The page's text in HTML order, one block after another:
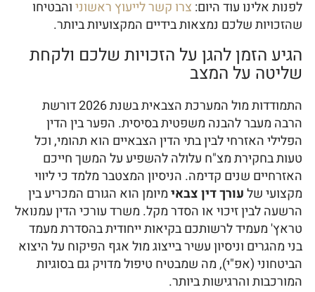
לפנות אלינו עוד היום: צרו קשר לייעוץ ראשוניוהבטיחו
שהזכויות שלכם נמצאות בידיים המקצועיות ביותר.
הגיע הזמן להגן על הזכויות שלכם ולקחת
שליטה על המצב
התמודדות מול המערכת הצבאית בשנת 2026 דורשת
הרבה מעבר להבנה משפטית בסיסית. הפער בין הדין
הפלילי האזרחי לבין בתי הדין הצבאיים הוא תהומי, וכל
טעות בחקירת מצ"ח עלולה להשפיע על המשך חייכם
האזרחיים שנים קדימה. הניסיון המצטבר מלמד כי ליווי
מקצועי שלעורך דין צבאימיומן הוא הגורם המכריע בין
הרשעה לבין זיכוי או הסדר מקל. משרד עורכי הדין עמנואל
טראץ' מעמיד לרשותכם בקיאות ייחודית בהסדרת מעמד
בני מהגרים וניסיון עשיר בייצוג מול אגף הפיקוח על היצוא
הביטחוני (אפ"י), מה שמבטיח טיפול מדויק גם בסוגיות
המורכבות והרגישות ביותר.